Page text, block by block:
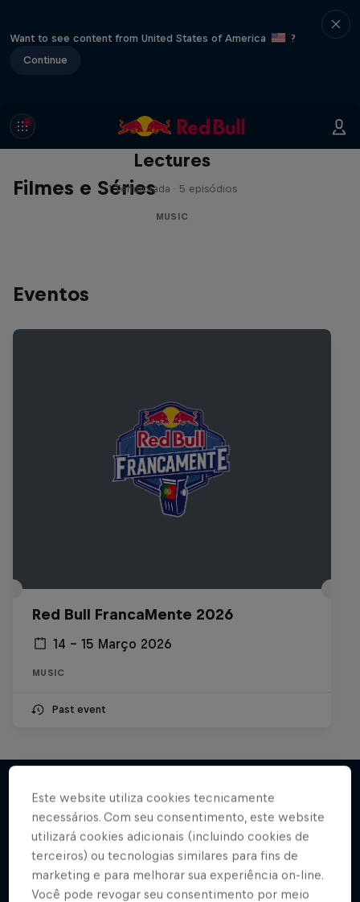
Want to see content from United States of America
?
Continue
Filmes e Séries
Red Bull Music Academy
Lectures
1 Temporada · 5 episódios
MUSIC
Eventos
Red Bull FrancaMente 2026
14 – 15 Março 2026
MUSIC
Past event
Mais
Este website utiliza cookies tecnicamente
necessários. Com seu consentimento, este website
utilizará cookies adicionais (incluindo cookies de
terceiros) ou tecnologias similares para fins de
marketing e para melhorar sua experiência on-line.
Você pode revogar seu consentimento por meio